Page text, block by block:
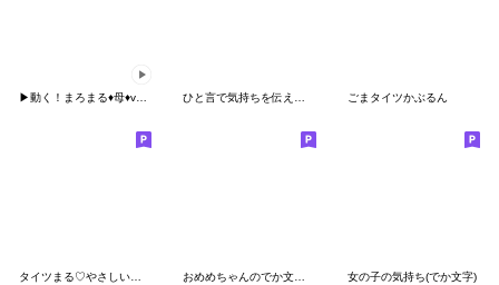
ごまタイツかぶるん
タイツまる♡やさしい日常挨拶&敬語 おめめちゃんのでか文字スタンプ 女の子の気持ち(でか文字)